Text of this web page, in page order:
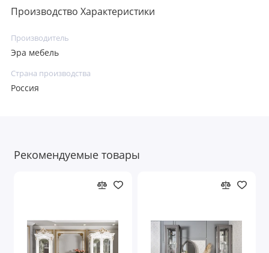
Производство Характеристики
Производитель
Эра мебель
Страна производства
Россия
Рекомендуемые товары